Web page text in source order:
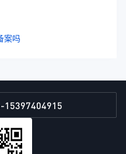
案吗
15397404915